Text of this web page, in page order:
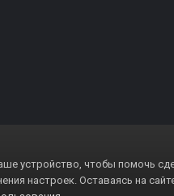
устройство, чтобы помочь
настроек. Оставаясь на